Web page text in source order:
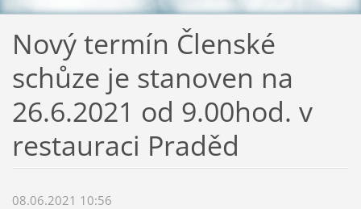
Nový termín Členské
schůze je stanoven na
26.6.2021 od 9.00hod. v
restauraci Praděd
08.06.2021 10:56